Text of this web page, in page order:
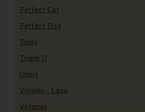
Perfect Cat
Perfect Dog
Sippy
Thank´Q
Univit
Versele - Laga
Vetamix